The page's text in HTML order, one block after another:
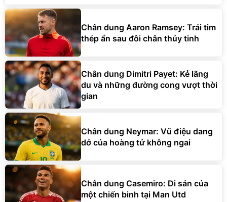
Chân dung Aaron Ramsey: Trái tim
thép ẩn sau đôi chân thủy tinh
Chân dung Dimitri Payet: Kẻ lãng
du và những đường cong vượt thời
gian
Chân dung Neymar: Vũ điệu dang
dở của hoàng tử không ngai
Chân dung Casemiro: Di sản của
một chiến binh tại Man Utd